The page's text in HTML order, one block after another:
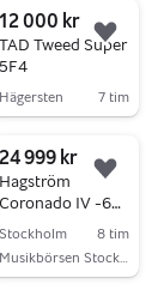
till i favoriter.
12 000 kr
TAD Tweed Super
5F4
Hägersten 7 tim
i favoriter.
24 999 kr
Hagström
Coronado IV -66
(Begagnad)
Stockholm
8 tim
Musikbörsen Stockholm